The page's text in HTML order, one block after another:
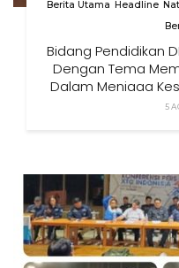
Berita Utama Headline
Bidang Pendidikan
Dengan Tema
Dalam Menjaga
5